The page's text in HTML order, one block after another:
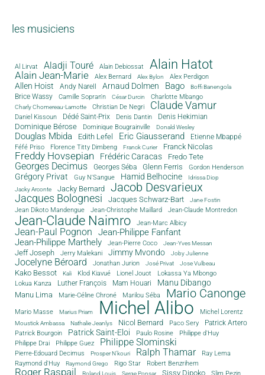
les musiciens
Al Lirvat Aladji Touré Alain Debiossat Alain Hatot
Alain Jean-Marie Alex Bernard Alex Bylon Alex Perdigon
Allen Hoist Andy Narell Arnaud Dolmen Bago Boffi Banengola
Brice Wassy Camille Sopran'n César Durcin Charlotte Mbango
Charly Chomereau-Lamotte Christian De Negri Claude Vamur
Daniel Kissoun Dédé Saint-Prix Denis Dantin Denis Hekimian
Dominique Bérose Dominique Bougrainville Donald Wesley
Douglas Mbida Edith Lefel Eric Giausserand Etienne Mbappé
Féfé Priso Florence Titty Dimbeng Franck Curier Franck Nicolas
Freddy Hovsepian Frédéric Caracas Fredo Tete
Georges Decimus Georges Séba Glenn Ferris Gordon Henderson
Grégory Privat Guy N'Sangue Hamid Belhocine
Idrissa Diop
Jacky Arconte
Jacky Bernard Jacob Desvarieux
Jacques Bolognesi Jacques Schwarz-Bart Jane Fostin
Jean Dikoto Mandengue Jean-Christophe Maillard Jean-Claude Montredon
Jean-Claude Naimro Jean-Marc Albicy
Jean-Paul Pognon
Jean-Philippe Fanfant
Jean-Philippe Marthely
Jean-Pierre Coco Jean-Yves Messan
Jeff Joseph Jerry Malekani Jimmy Mvondo Joby Julienne
Jocelyne Béroard Jonathan Jurion José Privat Jose Vulbeau
Kako Bessot Kali Klod Kiavué Lionel Jouot
Lokassa Ya Mbongo
Lokua Kanza
Luther François Mam Houari Manu Dibango
Manu Lima Marie-Céline Chroné Marilou Séba Mario Canonge
Mario Masse Marius Priam Michel Alibo Michel Lorentz
Moustick Ambassa Nathalie Jeanlys Nicol Bernard Paco Sery
Patrick Artero
Patrick Bourgoin
Patrick Saint-Eloi Paulo Rosine
Philippe d'Huy
Philippe Drai
Philippe Guez Philippe Slominski
Pierre-Edouard Decimus Prosper N'kouri Ralph Thamar
Ray Lema
Raymond d'Huy
Raymond Grego Rigo Star Robert Benzrihem
Roger Raspail Roland Louis Serge Ponsar Sissy Dipoko Slim Pezin